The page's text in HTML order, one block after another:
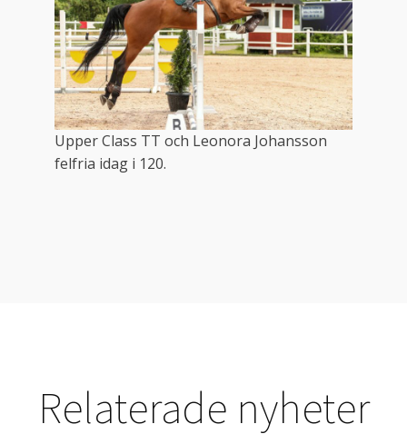
Upper Class TT och Leonora Johansson
felfria idag i 120.
Relaterade nyheter